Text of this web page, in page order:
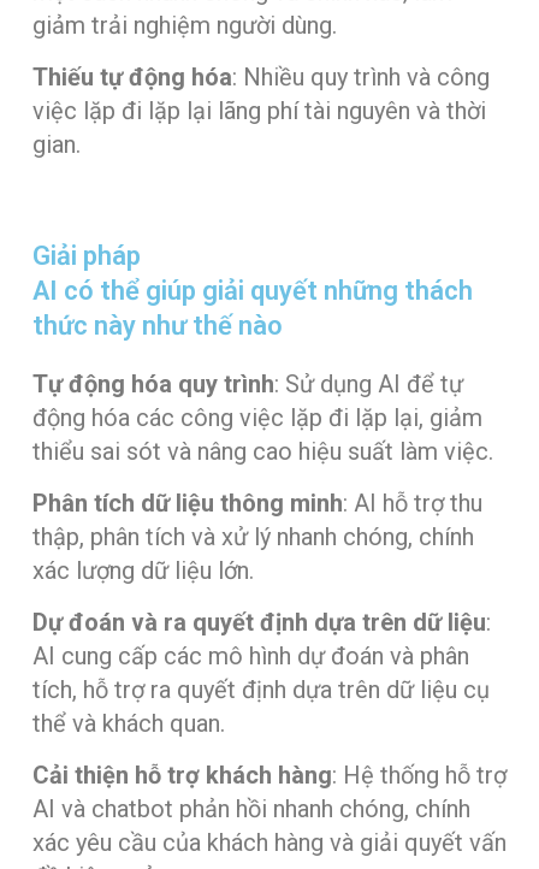
giảm trải nghiệm người dùng.
Thiếu tự động hóa: Nhiều quy trình và công
việc lặp đi lặp lại lãng phí tài nguyên và thời
gian.
Giải pháp
AI có thể giúp giải quyết những thách
thức này như thế nào
Tự động hóa quy trình: Sử dụng AI để tự
động hóa các công việc lặp đi lặp lại, giảm
thiểu sai sót và nâng cao hiệu suất làm việc.
Phân tích dữ liệu thông minh: AI hỗ trợ thu
thập, phân tích và xử lý nhanh chóng, chính
xác lượng dữ liệu lớn.
Dự đoán và ra quyết định dựa trên dữ liệu:
AI cung cấp các mô hình dự đoán và phân
tích, hỗ trợ ra quyết định dựa trên dữ liệu cụ
thể và khách quan.
Cải thiện hỗ trợ khách hàng: Hệ thống hỗ trợ
AI và chatbot phản hồi nhanh chóng, chính
xác yêu cầu của khách hàng và giải quyết vấn